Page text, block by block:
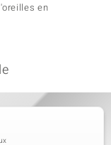
en